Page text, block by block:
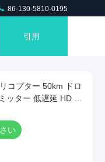
86-130-5810-0195
引用
コプター 50km ドロ
ッター 低遅延 HD 狭
い